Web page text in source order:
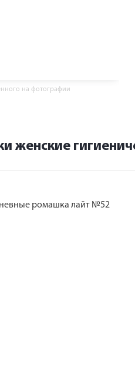
на фотографии
женские
ромашка лайт №52